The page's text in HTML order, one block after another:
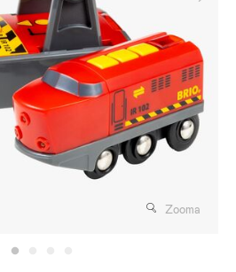
Zooma